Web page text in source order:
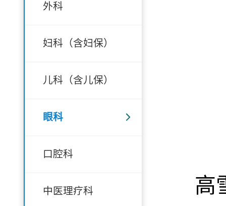
外科
妇科（含妇保）
儿科（含儿保）
眼科
口腔科
中医理疗科 高